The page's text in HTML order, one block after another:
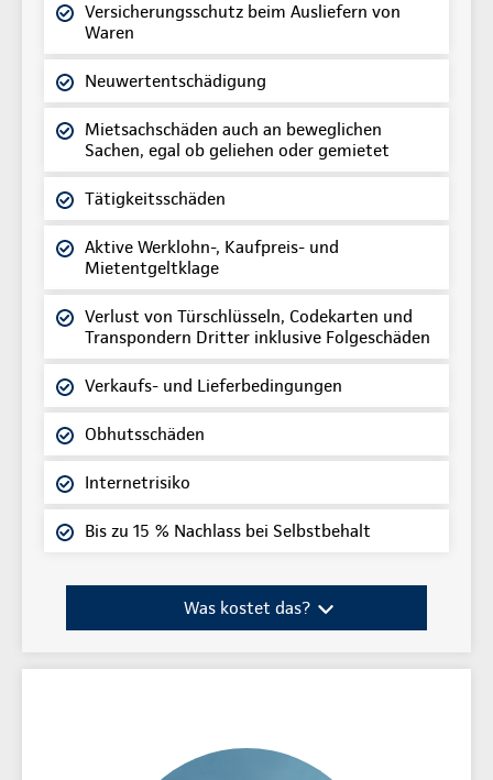
Versicherungsschutz beim Ausliefern von
Waren
Neuwertentschädigung
Mietsachschäden auch an beweglichen
Sachen, egal ob geliehen oder gemietet
Tätigkeitsschäden
Aktive Werklohn-, Kaufpreis- und
Mietentgeltklage
Verlust von Türschlüsseln, Codekarten und
Transpondern Dritter inklusive Folgeschäden
Verkaufs- und Lieferbedingungen
Obhutsschäden
Internetrisiko
Bis zu 15 % Nachlass bei Selbstbehalt
Was kostet das?